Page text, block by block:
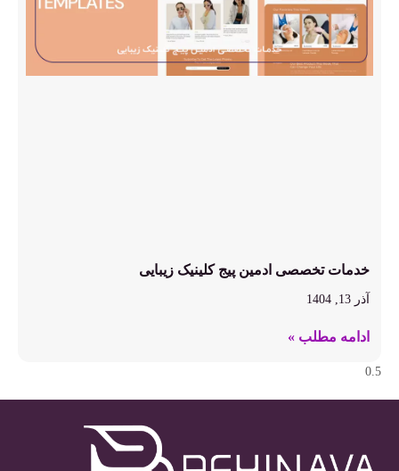
خدمات تخصصی ادمین پیج کلینیک زیبایی
آذر 13, 1404
ادامه مطلب »